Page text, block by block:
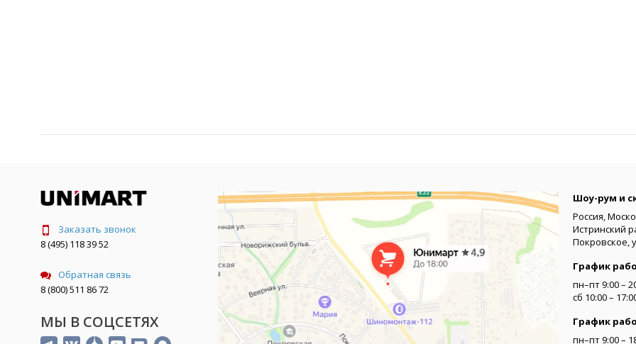
Заказать звонок
8 (495) 118 39 52
Обратная связь
8 (800) 511 86 72
МЫ В СОЦСЕТЯХ
Шоу-рум и
Россия,
Истринский
Покровское,
График
пн–пт 9:00 –
сб 10:00 –
График
пн–пт 9:00 –